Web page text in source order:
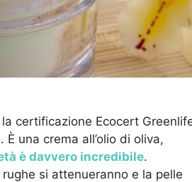
certificazione Ecocert
una crema all’olio di oliva,
è davvero incredibile.
si attenueranno e la pelle